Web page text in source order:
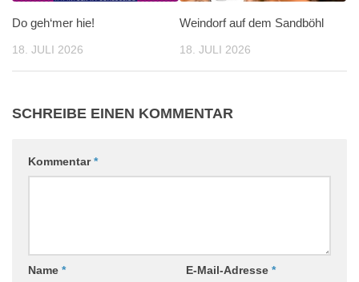
Do geh‘mer hie!
18. JULI 2026
Weindorf auf dem Sandböhl
18. JULI 2026
SCHREIBE EINEN KOMMENTAR
Kommentar*
Name * E-Mail-Adresse *